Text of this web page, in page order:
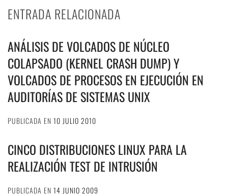
ENTRADA RELACIONADA
ANÁLISIS DE VOLCADOS DE NÚCLEO
COLAPSADO (KERNEL CRASH DUMP) Y
VOLCADOS DE PROCESOS EN EJECUCIÓN EN
AUDITORÍAS DE SISTEMAS UNIX
PUBLICADA EN 10 JULIO 2010
CINCO DISTRIBUCIONES LINUX PARA LA
REALIZACIÓN TEST DE INTRUSIÓN
PUBLICADA EN 14 JUNIO 2009